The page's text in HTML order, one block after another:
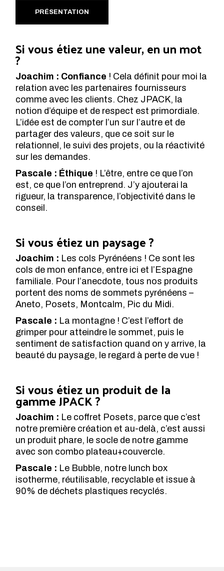
PRÉSENTATION
Si vous étiez une valeur, en un mot
?
Joachim : Confiance ! Cela définit pour moi la
relation avec les partenaires fournisseurs
comme avec les clients. Chez JPACK, la
notion d’équipe et de respect est primordiale.
L’idée est de compter l’un sur l’autre et de
partager des valeurs, que ce soit sur le
relationnel, le suivi des projets, ou la réactivité
sur les demandes.
Pascale : Éthique ! L’être, entre ce que l’on
est, ce que l’on entreprend. J’y ajouterai la
rigueur, la transparence, l’objectivité dans le
conseil.
Si vous étiez un paysage ?
Joachim : Les cols Pyrénéens ! Ce sont les
cols de mon enfance, entre ici et l’Espagne
familiale. Pour l’anecdote, tous nos produits
portent des noms de sommets pyrénéens –
Aneto, Posets, Montcalm, Pic du Midi.
Pascale : La montagne ! C’est l’effort de
grimper pour atteindre le sommet, puis le
sentiment de satisfaction quand on y arrive, la
beauté du paysage, le regard à perte de vue !
Si vous étiez un produit de la
gamme JPACK ?
Joachim : Le coffret Posets, parce que c’est
notre première création et au-delà, c’est aussi
un produit phare, le socle de notre gamme
avec son combo plateau+couvercle.
Pascale : Le Bubble, notre lunch box
isotherme, réutilisable, recyclable et issue à
90% de déchets plastiques recyclés.